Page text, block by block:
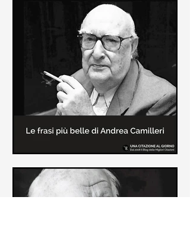
In questa pagina sono raccolte le
frasi più belle di Frida Kahlo
sull'amore e sulla vita.
Le frasi più belle di Andrea
Camilleri